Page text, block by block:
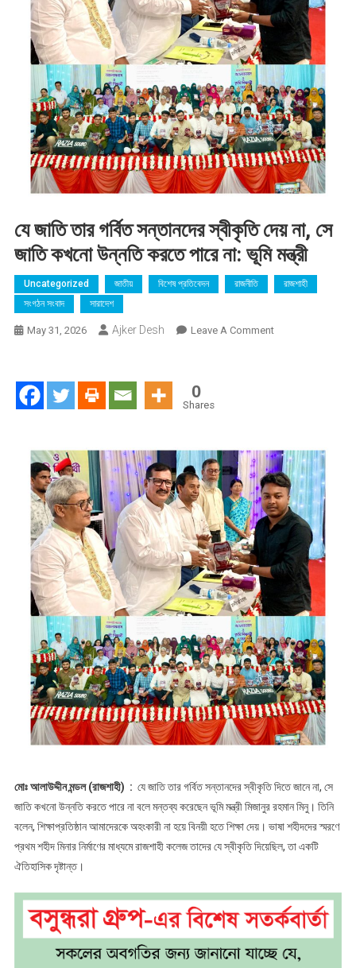
যে জাতি তার গর্বিত সন্তানদের স্বীকৃতি দেয় না, সে
জাতি কখনো উন্নতি করতে পারে না: ভূমি মন্ত্রী
Uncategorized জাতীয় বিশেষ প্রতিবেদন রাজনীতি
রাজশাহী
সংগঠন সংবাদ
সারাদেশ
May 31, 2026 Ajker Desh Leave A CommentOn
দেয়
না,
সে
জাতি
কখনো
উন্নতি
করতে
ভূমি
মন্ত্রী
0
Shares
মোঃ আলাউদ্দীন মন্ডল (রাজশাহী) : যে জাতি তার গর্বিত সন্তানদের স্বীকৃতি দিতে জানে না, সে
জাতি কখনো উন্নতি করতে পারে না বলে মন্তব্য করেছেন ভূমি মন্ত্রী মিজানুর রহমান মিনু। তিনি
বলেন, শিক্ষাপ্রতিষ্ঠান আমাদেরকে অহংকারী না হয়ে বিনয়ী হতে শিক্ষা দেয়। ভাষা শহীদদের স্মরণে
প্রথম শহীদ মিনার নির্মাণের মাধ্যমে রাজশাহী কলেজ তাদের যে স্বীকৃতি দিয়েছিল, তা একটি
ঐতিহাসিক দৃষ্টান্ত।